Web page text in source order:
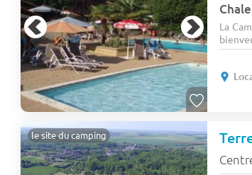
La
le site du camping